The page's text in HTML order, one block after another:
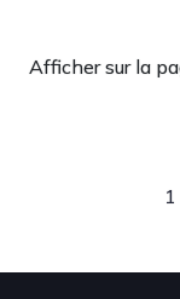
Afficher sur la
1